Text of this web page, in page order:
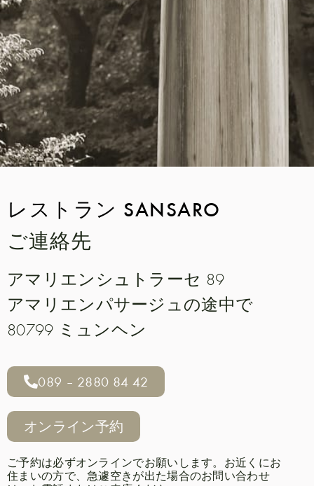
レストラン SANSARO
ご連絡先
アマリエンシュトラーセ 89
アマリエンパサージュの途中で
80799 ミュンヘン
089 – 2880 84 42
オンライン予約
ご予約は必ずオンラインでお願いします。お近くにお
住まいの方で、急遽空きが出た場合のお問い合わせ